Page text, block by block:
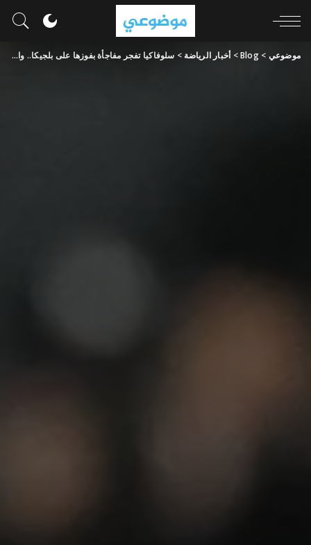
موضوعي >
Blog
> أخبار الرياضة > سلوفاكيا تفجر مفاجأة بفوزها على بلجيكا.. والفار يصدم لوكاكو